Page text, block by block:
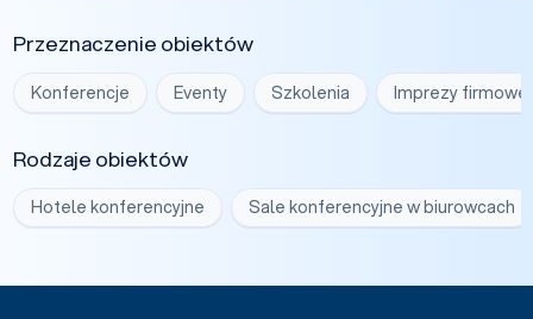
Przeznaczenie obiektów
Konferencje Eventy Szkolenia Imprezy firmowe
Rodzaje obiektów
Hotele konferencyjne Sale konferencyjne w biurowcach